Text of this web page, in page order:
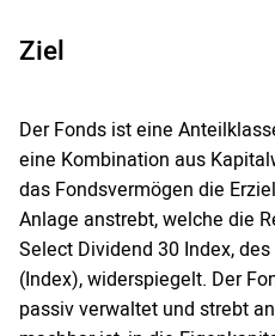
Ziel
Der Fonds ist eine
eine Kombination aus
das Fondsvermögen die
Anlage anstrebt, welche die
Select Dividend 30 Index,
(Index), widerspiegelt. Der
passiv verwaltet und strebt